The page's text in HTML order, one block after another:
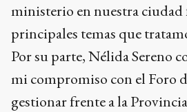
ministerio en nuestra ciudad
principales temas que
Por su parte, Nélida Sereno
mi compromiso con el Foro
gestionar frente a la